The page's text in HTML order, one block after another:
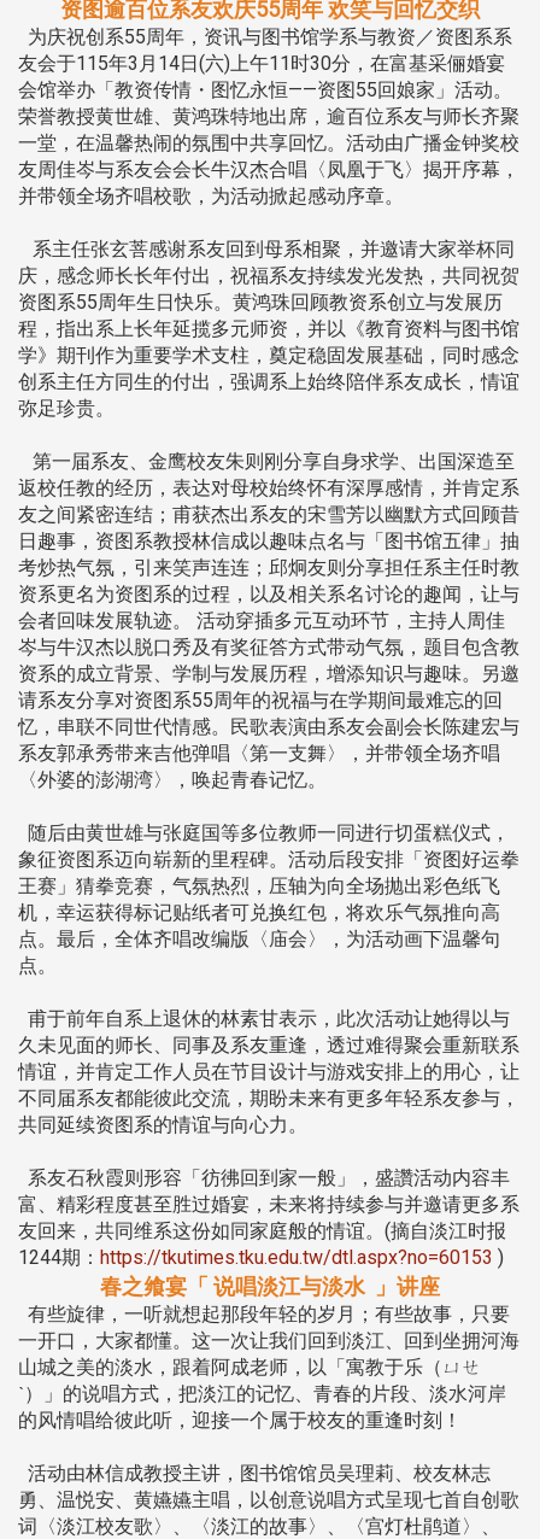
资图逾百位系友欢庆55周年 欢笑与回忆交织
为庆祝创系55周年，资讯与图书馆学系与教资／资图系系
友会于115年3月14日(六)上午11时30分，在富基采俪婚宴
会馆举办「教资传情・图忆永恒——资图55回娘家」活动。
荣誉教授黄世雄、黄鸿珠特地出席，逾百位系友与师长齐聚
一堂，在温馨热闹的氛围中共享回忆。活动由广播金钟奖校
友周佳岑与系友会会长牛汉杰合唱〈凤凰于飞〉揭开序幕，
并带领全场齐唱校歌，为活动掀起感动序章。
系主任张玄菩感谢系友回到母系相聚，并邀请大家举杯同
庆，感念师长长年付出，祝福系友持续发光发热，共同祝贺
资图系55周年生日快乐。黄鸿珠回顾教资系创立与发展历
程，指出系上长年延揽多元师资，并以《教育资料与图书馆
学》期刊作为重要学术支柱，奠定稳固发展基础，同时感念
创系主任方同生的付出，强调系上始终陪伴系友成长，情谊
弥足珍贵。
第一届系友、金鹰校友朱则刚分享自身求学、出国深造至
返校任教的经历，表达对母校始终怀有深厚感情，并肯定系
友之间紧密连结；甫获杰出系友的宋雪芳以幽默方式回顾昔
日趣事，资图系教授林信成以趣味点名与「图书馆五律」抽
考炒热气氛，引来笑声连连；邱炯友则分享担任系主任时教
资系更名为资图系的过程，以及相关系名讨论的趣闻，让与
会者回味发展轨迹。 活动穿插多元互动环节，主持人周佳
岑与牛汉杰以脱口秀及有奖征答方式带动气氛，题目包含教
资系的成立背景、学制与发展历程，增添知识与趣味。另邀
请系友分享对资图系55周年的祝福与在学期间最难忘的回
忆，串联不同世代情感。民歌表演由系友会副会长陈建宏与
系友郭承秀带来吉他弹唱〈第一支舞〉，并带领全场齐唱
〈外婆的澎湖湾〉，唤起青春记忆。
随后由黄世雄与张庭国等多位教师一同进行切蛋糕仪式，
象征资图系迈向崭新的里程碑。活动后段安排「资图好运拳
王赛」猜拳竞赛，气氛热烈，压轴为向全场抛出彩色纸飞
机，幸运获得标记贴纸者可兑换红包，将欢乐气氛推向高
点。最后，全体齐唱改编版〈庙会〉，为活动画下温馨句
点。
甫于前年自系上退休的林素甘表示，此次活动让她得以与
久未见面的师长、同事及系友重逢，透过难得聚会重新联系
情谊，并肯定工作人员在节目设计与游戏安排上的用心，让
不同届系友都能彼此交流，期盼未来有更多年轻系友参与，
共同延续资图系的情谊与向心力。
系友石秋霞则形容「彷彿回到家一般」，盛讚活动内容丰
富、精彩程度甚至胜过婚宴，未来将持续参与并邀请更多系
友回来，共同维系这份如同家庭般的情谊。(摘自淡江时报
1244期： https://tkutimes.tku.edu.tw/dtl.aspx?no=60153 )
春之飨宴「 说唱淡江与淡水 」讲座
有些旋律，一听就想起那段年轻的岁月；有些故事，只要
一开口，大家都懂。这一次让我们回到淡江、回到坐拥河海
山城之美的淡水，跟着阿成老师，以「寓教于乐（ㄩㄝ
ˋ）」的说唱方式，把淡江的记忆、青春的片段、淡水河岸
的风情唱给彼此听，迎接一个属于校友的重逢时刻！
活动由林信成教授主讲，图书馆馆员吴理莉、校友林志
勇、温悦安、黄嬿嬿主唱，以创意说唱方式呈现七首自创歌
词〈淡江校友歌〉、〈淡江的故事〉、〈宫灯杜鹃道〉、